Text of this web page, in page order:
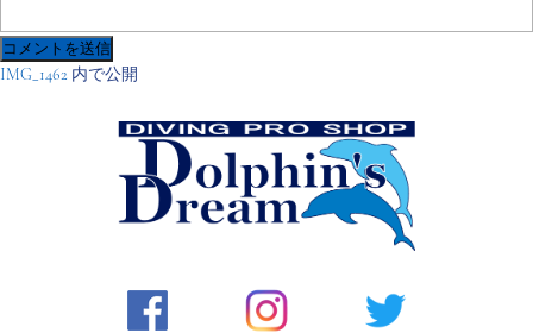
投
IMG_1462 内で公開